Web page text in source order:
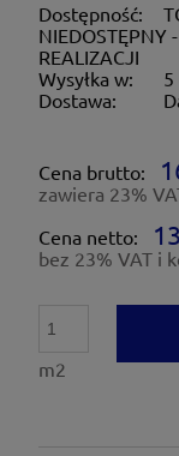
Dostępność:
NIEDOSTĘPNY
REALIZACJI
Wysyłka w:
5
Dostawa:
Cena nie
Cena brutto:
zawiera 23%
Cena netto:
bez 23% VAT i
m2